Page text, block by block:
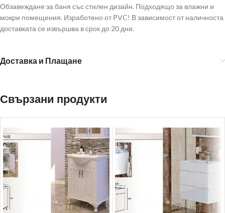
Обзавеждане за баня със стилен дизайн. Подходящо за влажни и
мокри помещения. Изработено от PVC! В зависимост от наличноста
доставката се извършва в срок до 20 дни.
Доставка и Плащане
Свързани продукти